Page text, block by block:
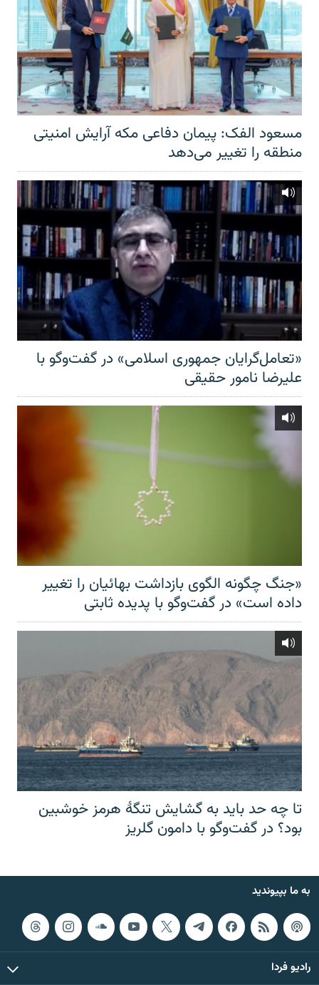
مسعود الفک: پیمان دفاعی مکه آرایش امنیتی
منطقه را تغییر می‌دهد
«تعامل‌گرایان جمهوری اسلامی» در گفت‌وگو با
علیرضا نامور حقیقی
«جنگ چگونه الگوی بازداشت بهائیان را تغییر
داده است» در گفت‌وگو با پدیده ثابتی
تا چه حد باید به گشایش تنگهٔ هرمز خوشبین
بود؟ در گفت‌وگو با دامون گلریز
به ما بپیوندید
رادیو فردا